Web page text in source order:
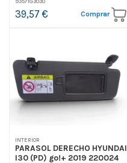
39,57 € Comprar
INTERIOR
PARASOL DERECHO HYUNDAI
I30 (PD) go!+ 2019 220024